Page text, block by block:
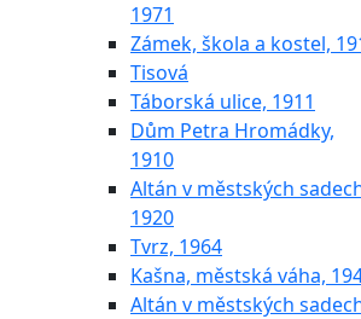
1971
Zámek, škola a kostel,
Tisová
Táborská ulice, 1911
Dům Petra Hromádky,
1910
Altán v městských
1920
Tvrz, 1964
Kašna, městská váha,
Altán v městských